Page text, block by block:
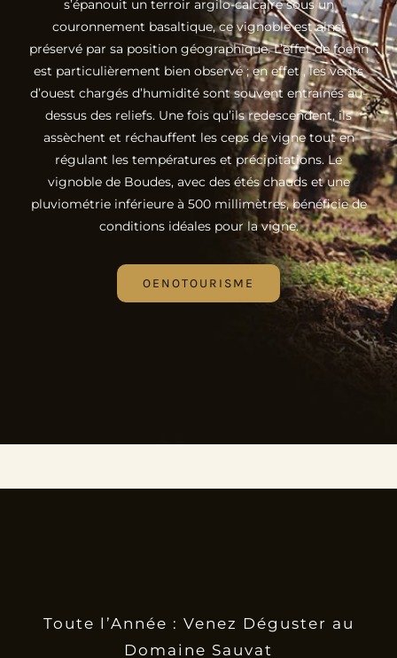
s’épanouit un terroir argilo-calcaire sous un
couronnement basaltique, ce vignoble est ainsi
préservé par sa position géographique. L’effet de foehn
est particulièrement bien observé ; en effet , les vents
d’ouest chargés d’humidité sont souvent entrainés au-
dessus des reliefs. Une fois qu’ils redescendent, ils
assèchent et réchauffent les ceps de vigne tout en
régulant les températures et précipitations. Le
vignoble de Boudes, avec des étés chauds et une
pluviométrie inférieure à 500 millimètres, bénéficie de
conditions idéales pour la vigne.
OENOTOURISME
Toute l’Année : Venez Déguster au
Domaine Sauvat